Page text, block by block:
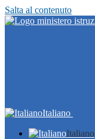
Salta al contenuto
Italiano
Italiano